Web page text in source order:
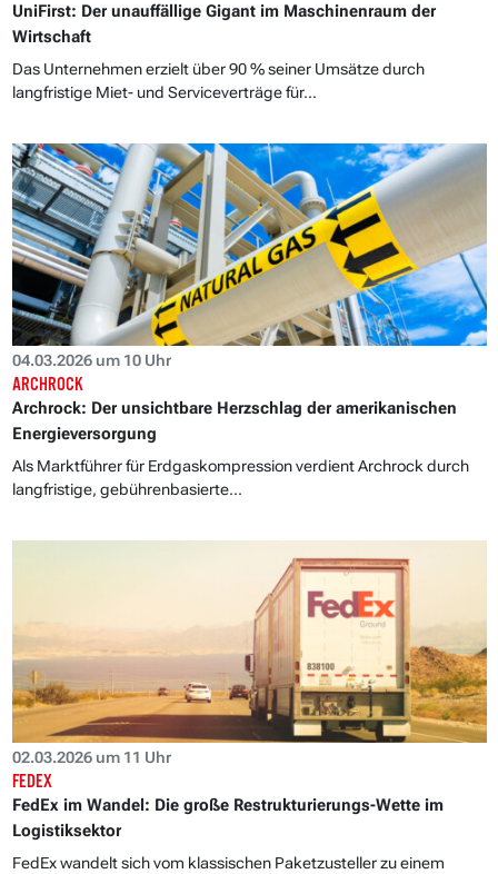
UniFirst: Der unauffällige Gigant im Maschinenraum der
Wirtschaft
Das Unternehmen erzielt über 90 % seiner Umsätze durch
langfristige Miet- und Serviceverträge für...
04.03.2026 um 10 Uhr
ARCHROCK
Archrock: Der unsichtbare Herzschlag der amerikanischen
Energieversorgung
Als Marktführer für Erdgaskompression verdient Archrock durch
langfristige, gebührenbasierte...
02.03.2026 um 11 Uhr
FEDEX
FedEx im Wandel: Die große Restrukturierungs-Wette im
Logistiksektor
FedEx wandelt sich vom klassischen Paketzusteller zu einem